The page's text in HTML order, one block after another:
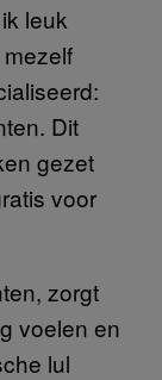
leuk
Dit
gezet
voor
zorgt
voelen en
lul